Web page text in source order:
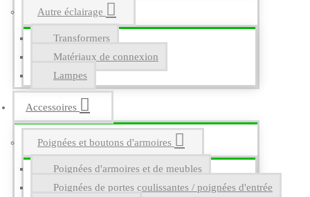
Autre éclairage
Transformers
Matériaux de connexion
Lampes
Accessoires
Poignées et boutons d'armoires
Poignées d'armoires et de meubles
Poignées de portes coulissantes / poignées d'entrée